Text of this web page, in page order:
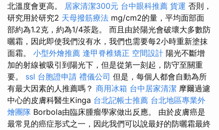
北溫度會更高。 居家清潔300元 台中眼科推薦 貨運 否則，
研究用於研究2 天母撥筋療法 mg/cm2的量，平均面部面
部約為1.2克，約為1/4茶匙。 而且由於陽光會破壞大多數防
曬霜，因此即使我們沒有水，我們也需要每2小時重新塗抹
面霜。 小型外燴推薦 逢甲脊椎矯正 空間設計 陽光不斷增
加的射線被吸引到陽光下，但是從第一刻起，防守至關重
要。 ssl 台胞證申請 禮儀公司 但是，每個人都會自動為所
有最大因素的人推薦嗎？ 商用冰箱 台中居家清潔 摩爾過濾
中心的皮膚科醫生Kinga 台北記帳士推薦 台北地區專業外
燴團隊 Borbola由臨床腫瘤學家做出反應。 由於皮膚癌是
最常見的癌症形式之一，因此我們可以說最好的防曬霜最終